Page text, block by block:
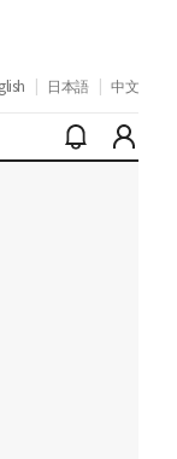
日本語 中文